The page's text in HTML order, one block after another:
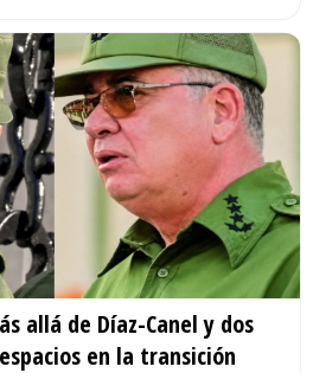
allá de Díaz-Canel y dos
en la transición